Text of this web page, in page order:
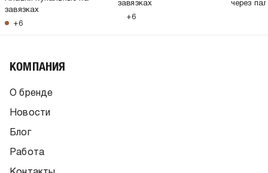
завязках
+6
завязках
+6
через
КОМПАНИЯ
О бренде
Новости
Блог
Работа